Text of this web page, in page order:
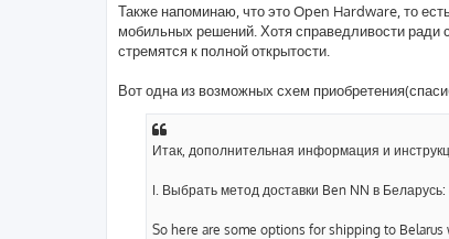
Также напоминаю, что это Open Hardware, то
мобильных решений. Хотя справедливости ради
стремятся к полной открытости.
Вот одна из возможных схем
Итак, дополнительная информация и
I. Выбрать метод доставки Ben NN в
So here are some options for shipping to